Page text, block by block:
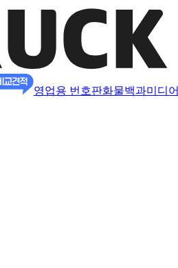
영업용 번호판화물백과미디어